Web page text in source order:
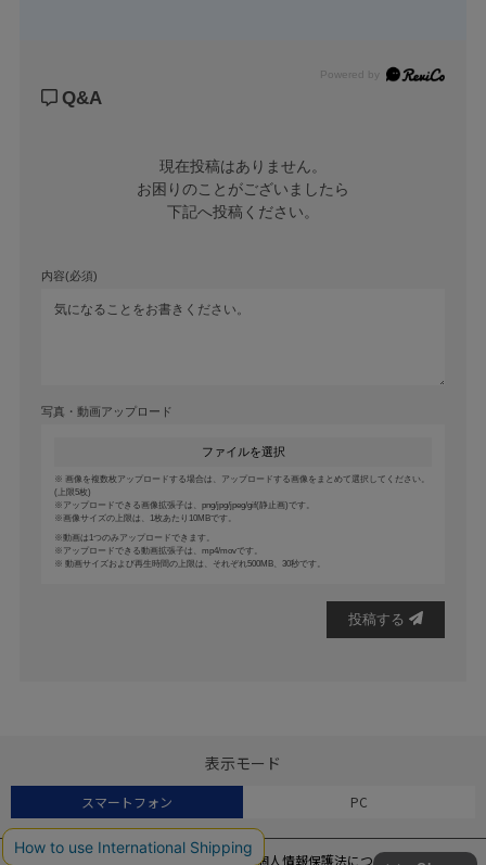
Powered by
Q&A
現在投稿はありません。
お困りのことがございましたら
下記へ投稿ください。
内容(必須)
写真・動画アップロード
ファイルを選択
画像を複数枚アップロードする場合は、アップロードする画像をまとめて選択してください。
(上限5枚)
アップロードできる画像拡張子は、png/jpg/jpeg/gif(静止画)です。
画像サイズの上限は、1枚あたり10MBです。
動画は1つのみアップロードできます。
アップロードできる動画拡張子は、mp4/movです。
動画サイズおよび再生時間の上限は、それぞれ500MB、30秒です。
投稿する
表示モード
スマートフォン PC
個人情報保護法について